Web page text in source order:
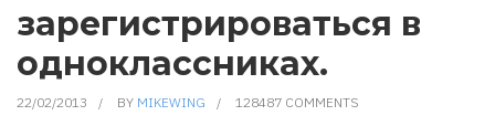
зарегистрироваться в
одноклассниках.
22/02/2013 BY MIKEWING 128487 COMMENTS